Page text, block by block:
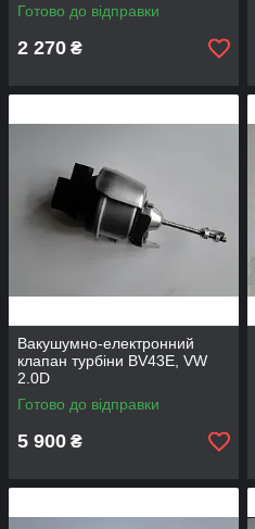
Готово до відправки
2 270 ₴
Вакушумно-електронний
клапан турбіни BV43E, VW
2.0D
Готово до відправки
5 900 ₴